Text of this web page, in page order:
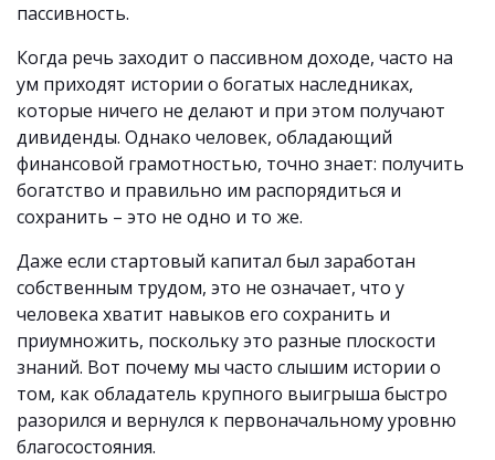
пассивность.
Когда речь заходит о пассивном доходе, часто на
ум приходят истории о богатых наследниках,
которые ничего не делают и при этом получают
дивиденды. Однако человек, обладающий
финансовой грамотностью, точно знает: получить
богатство и правильно им распорядиться и
сохранить – это не одно и то же.
Даже если стартовый капитал был заработан
собственным трудом, это не означает, что у
человека хватит навыков его сохранить и
приумножить, поскольку это разные плоскости
знаний. Вот почему мы часто слышим истории о
том, как обладатель крупного выигрыша быстро
разорился и вернулся к первоначальному уровню
благосостояния.